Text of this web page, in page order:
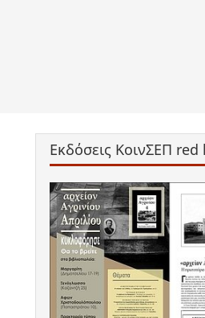
Εκδόσεις ΚοινΣΕΠ